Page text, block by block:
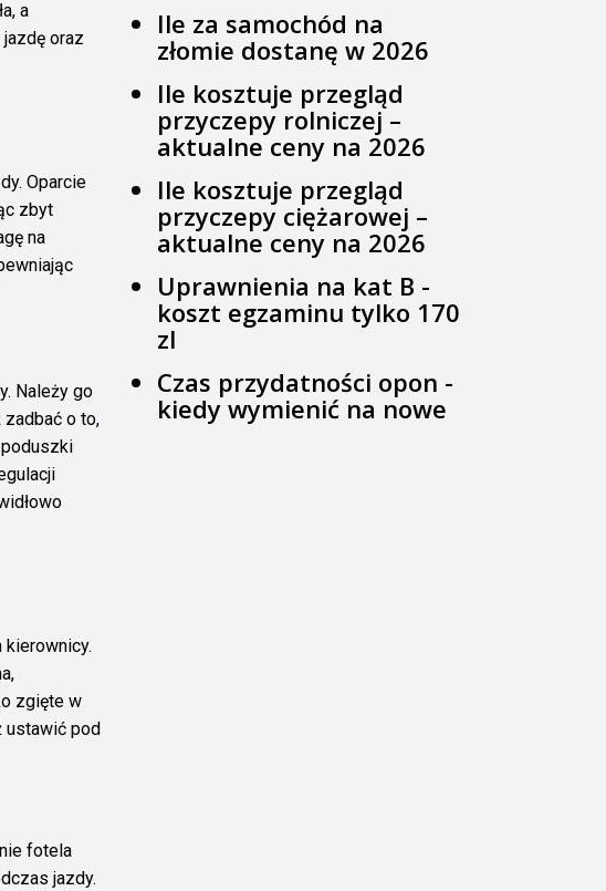
a
oraz
Oparcie
zbyt
na
Należy go
zadbać o to,
poduszki
zgięte w
ustawić pod
fotela
jazdy.
Ile za samochód na
złomie dostanę w 2026
Ile kosztuje przegląd
przyczepy rolniczej –
aktualne ceny na 2026
Ile kosztuje przegląd
przyczepy ciężarowej –
aktualne ceny na 2026
Uprawnienia na kat B -
koszt egzaminu tylko 170
zl
Czas przydatności opon -
kiedy wymienić na nowe